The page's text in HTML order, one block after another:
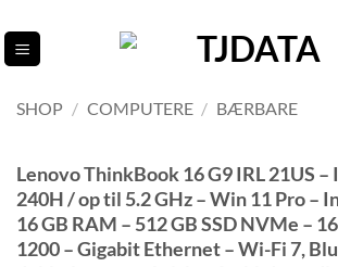
til
indhold
SHOP / COMPUTERE / BÆRBARE
Lenovo ThinkBook 16 G9 IRL 21US –
240H / op til 5.2 GHz – Win 11 Pro –
16 GB RAM – 512 GB SSD NVMe –
1200 – Gigabit Ethernet – Wi-Fi 7,